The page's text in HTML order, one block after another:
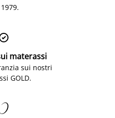
materassi
sui nostri
GOLD.